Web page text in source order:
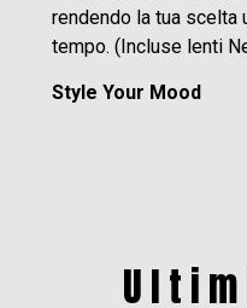
rendendo la tua scelta
tempo. (Incluse lenti
Style Your Mood